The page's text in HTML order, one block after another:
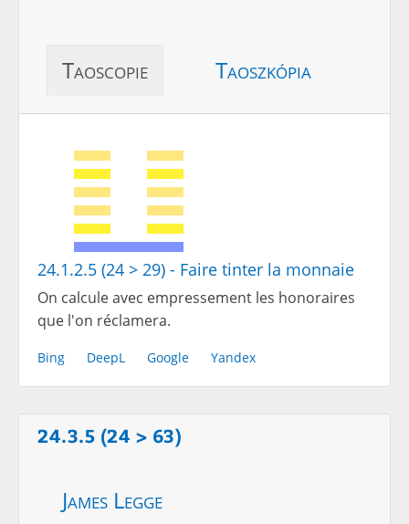
Taoscopie Taoszkópia
24.1.2.5 (24 > 29) - Faire tinter la monnaie
On calcule avec empressement les honoraires
que l'on réclamera.
Bing DeepL Google Yandex
24.3.5 (24 > 63)
James Legge